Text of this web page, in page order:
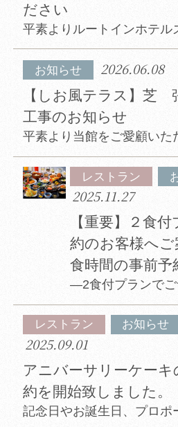
ださい
お知らせ 2026.06.08
【しお風テラス】芝
工事のお知らせ
レストラン
2025.11.27
【重要】２食
約のお客様へ
食時間の事前
レストラン お知らせ
2025.09.01
アニバーサリーケーキ
約を開始致しました。